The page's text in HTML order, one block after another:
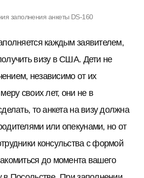
заполнения анкеты DS-160
каждым заявителем,
визу в США. Дети не
независимо от их
своих лет, они не в
то анкета на визу должна
или опекунами, но от
консульства с формой
до момента вашего